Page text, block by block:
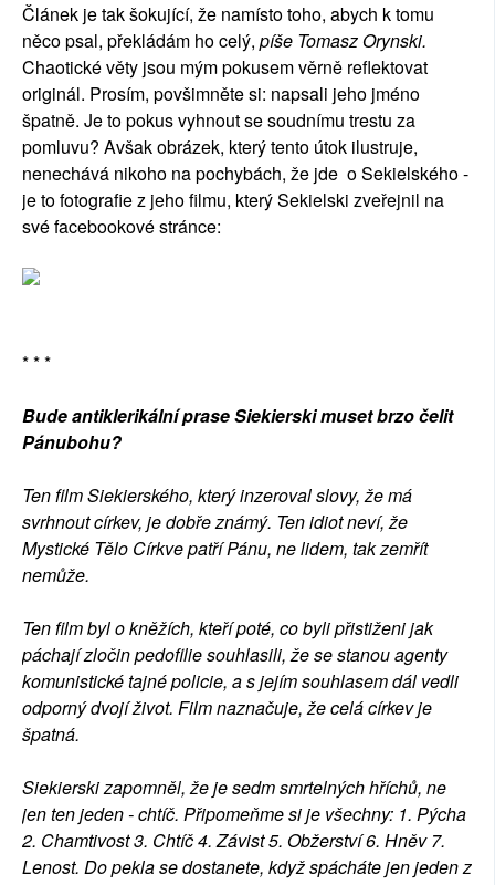
Článek je tak šokující, že namísto toho, abych k tomu
něco psal, překládám ho celý, píše Tomasz Orynski.
Chaotické věty jsou mým pokusem věrně reflektovat
originál. Prosím, povšimněte si: napsali jeho jméno
špatně. Je to pokus vyhnout se soudnímu trestu za
pomluvu? Avšak obrázek, který tento útok ilustruje,
nenechává nikoho na pochybách, že jde o Sekielského -
je to fotografie z jeho filmu, který Sekielski zveřejnil na
své facebookové stránce:
* * *
Bude antiklerikální prase Siekierski muset brzo čelit
Pánubohu?
Ten film Siekierského, který inzeroval slovy, že má
svrhnout církev, je dobře známý. Ten idiot neví, že
Mystické Tělo Církve patří Pánu, ne lidem, tak zemřít
nemůže.
Ten film byl o kněžích, kteří poté, co byli přistiženi jak
páchají zločin pedofilie souhlasili, že se stanou agenty
komunistické tajné policie, a s jejím souhlasem dál vedli
odporný dvojí život. Film naznačuje, že celá církev je
špatná.
Siekierski zapomněl, že je sedm smrtelných hříchů, ne
jen ten jeden - chtíč. Připomeňme si je všechny: 1. Pýcha
2. Chamtivost 3. Chtíč 4. Závist 5. Obžerství 6. Hněv 7.
Lenost. Do pekla se dostanete, když spácháte jen jeden z